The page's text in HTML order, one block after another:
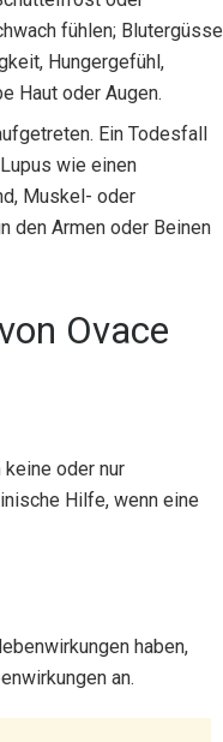
fühlen; Blutergüsse
Hungergefühl,
Haut oder Augen.
Ein Todesfall
wie einen
Muskel- oder
den Armen oder Beinen
Ovace
oder nur
Hilfe, wenn eine
haben,
an.